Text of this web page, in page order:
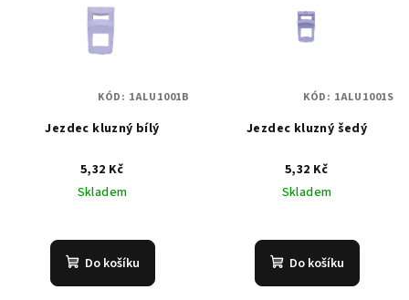
Jezdec kluzný bílý
5,32 Kč
Skladem
Do košíku
KÓD: 1ALU1001B
Jezdec kluzný šedý
5,32 Kč
Skladem
Do košíku
KÓD: 1ALU1001S